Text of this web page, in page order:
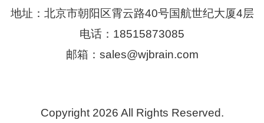
地址：北京市朝阳区霄云路40号国航世纪大厦4层
电话：18515873085
邮箱：sales@wjbrain.com
Copyright 2026 All Rights Reserved.